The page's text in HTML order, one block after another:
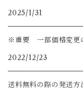
2025/1/31
※重要 一部価格変更
2022/12/23
送料無料の際の発送方